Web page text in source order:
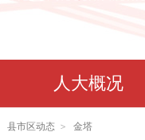
人大概况
县市区动态 > 金塔